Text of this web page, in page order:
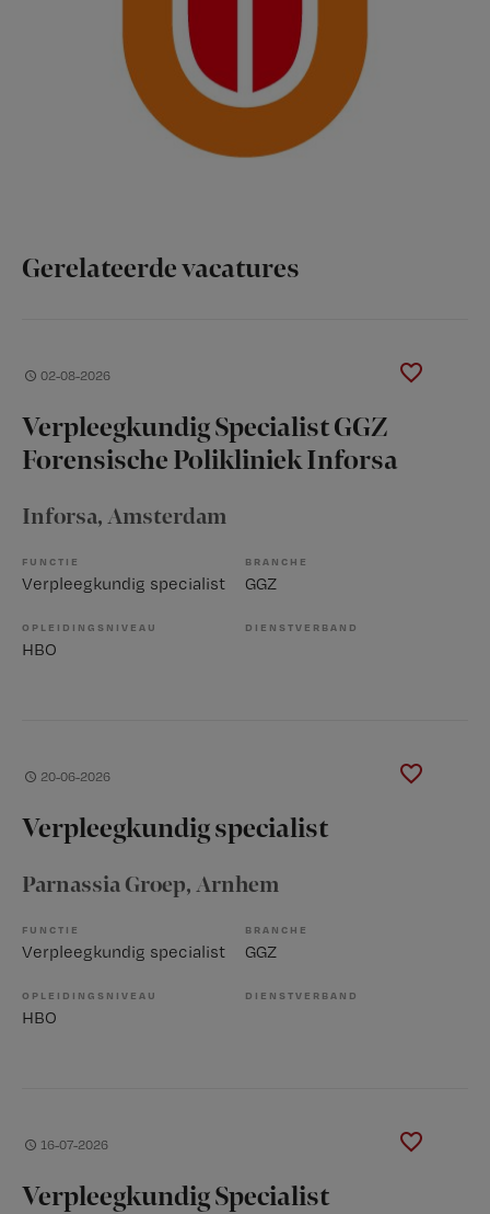
Gerelateerde vacatures
02-08-2026
Verpleegkundig Specialist GGZ
Forensische Polikliniek Inforsa
Inforsa, Amsterdam
FUNCTIE
Verpleegkundig specialist
BRANCHE
GGZ
OPLEIDINGSNIVEAU
HBO
DIENSTVERBAND
20-06-2026
Verpleegkundig specialist
Parnassia Groep, Arnhem
FUNCTIE
Verpleegkundig specialist
BRANCHE
GGZ
OPLEIDINGSNIVEAU
HBO
DIENSTVERBAND
16-07-2026
Verpleegkundig Specialist